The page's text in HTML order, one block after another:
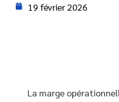
19 février 2026
La marge